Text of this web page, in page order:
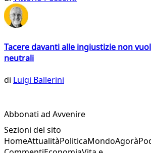
Tacere davanti alle ingiustizie non
neutrali
di Luigi Ballerini
Abbonati ad Avvenire
Sezioni del sito
HomeAttualitàPoliticaMondoAgorà